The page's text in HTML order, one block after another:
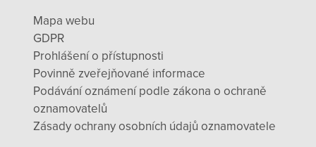
Mapa webu
GDPR
Prohlášení o přístupnosti
Povinně zveřejňované informace
Podávání oznámení podle zákona o ochraně
oznamovatelů
Zásady ochrany osobních údajů oznamovatele